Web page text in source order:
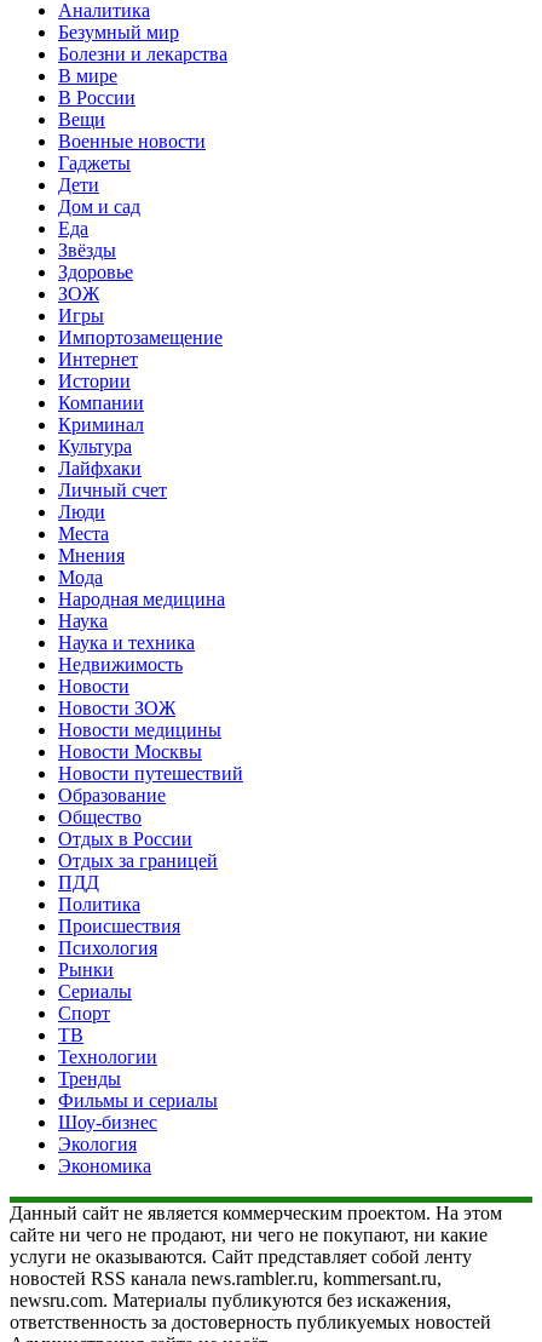
Аналитика
Безумный мир
Болезни и лекарства
В мире
В России
Вещи
Военные новости
Гаджеты
Дети
Дом и сад
Еда
Звёзды
Здоровье
ЗОЖ
Игры
Импортозамещение
Интернет
Истории
Компании
Криминал
Культура
Лайфхаки
Личный счет
Люди
Места
Мнения
Мода
Народная медицина
Наука
Наука и техника
Недвижимость
Новости
Новости ЗОЖ
Новости медицины
Новости Москвы
Новости путешествий
Образование
Общество
Отдых в России
Отдых за границей
ПДД
Политика
Происшествия
Психология
Рынки
Сериалы
Спорт
ТВ
Технологии
Тренды
Фильмы и сериалы
Шоу-бизнес
Экология
Экономика
Данный сайт не является коммерческим проектом. На этом
сайте ни чего не продают, ни чего не покупают, ни какие
услуги не оказываются. Сайт представляет собой ленту
новостей RSS канала news.rambler.ru, kommersant.ru,
newsru.com. Материалы публикуются без искажения,
ответственность за достоверность публикуемых новостей